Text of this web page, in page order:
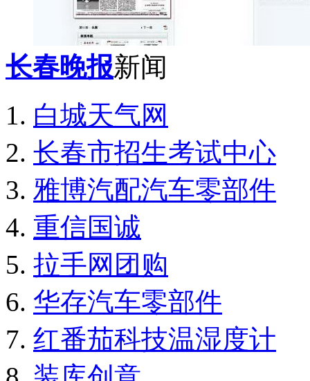
长春晚报新闻
白城天气网
长春市招生考试中心
雅博汽配汽车零部件
重信国诚
拉手网团购
华存汽车零部件
红番茄科技温湿度计